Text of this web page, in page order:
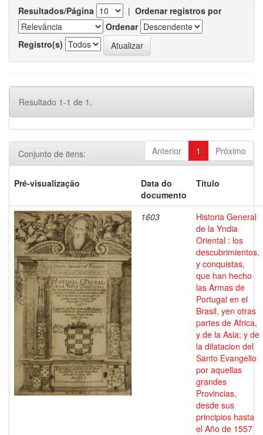
Resultados/Página | Ordenar registros por
Ordenar
Registro(s)
Resultado 1-1 de 1.
Anterior 1 Próximo
Conjunto de itens:
Pré-visualização
Data do
documento
Título
1603
Historia General
de la Yndia
Oriental : los
descubrimientos,
y conquistas,
que han hecho
las Armas de
Portugal en el
Brasil, yen otras
partes de Africa,
y de la Asia; y de
la dilatacion del
Santo Evangelio
por aquellas
grandes
Provincias,
desde sus
principios hasta
el Año de 1557